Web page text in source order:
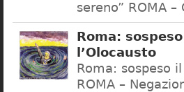
sereno” ROMA
Roma:
l’Olocausto
Roma: sospeso
ROMA –